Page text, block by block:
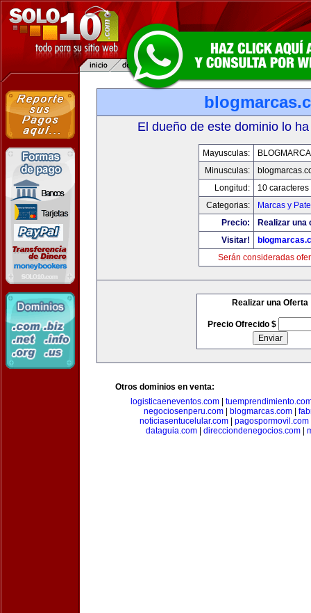
El dueño de este dominio lo
Mayusculas:
Minusculas:
Longitud:
10 caracteres
Categorias:
Marcas y
Precio:
Realizar una
Visitar!
Serán consideradas
Realizar una Oferta
Precio Ofrecido $
Otros dominios en venta:
logisticaeneventos.com|
negociosenperu.com| blogmarcas.com|
noticiasentucelular.com
pagospormovil.com
dataguia.com| direcciondenegocios.com|